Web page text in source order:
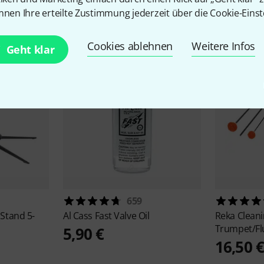
Ihre erteilte Zustimmung jederzeit über die Cookie-
Geht klar Cookies ablehnen Weitere Infos
& passende
5-
659
Al Cass Fast Valve Oil
5,90 €
Reka
Trumpet/
16,50 €